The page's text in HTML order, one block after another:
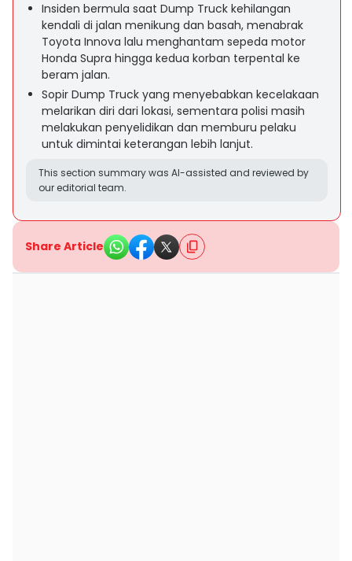
Insiden bermula saat Dump Truck kehilangan
kendali di jalan menikung dan basah, menabrak
Toyota Innova lalu menghantam sepeda motor
Honda Supra hingga kedua korban terpental ke
beram jalan.
Sopir Dump Truck yang menyebabkan kecelakaan
melarikan diri dari lokasi, sementara polisi masih
melakukan penyelidikan dan memburu pelaku
untuk dimintai keterangan lebih lanjut.
This section summary was AI-assisted and reviewed by
our editorial team.
Share Article